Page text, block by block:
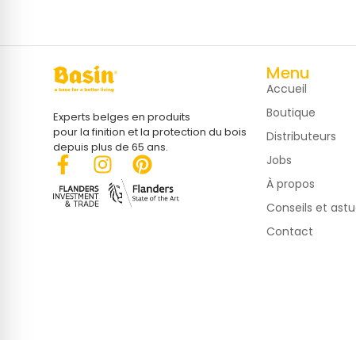
Experts belges en produits
pour la finition et la protection du bois
depuis plus de 65 ans.
Menu
Accueil
Boutique
Distributeurs
Jobs
À propos
Conseils et
Contact